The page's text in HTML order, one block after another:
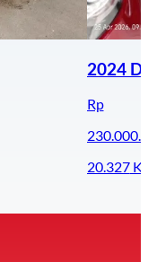
2024
Rp
20.327